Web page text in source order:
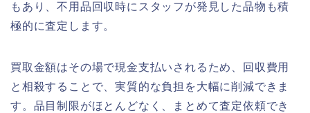
もあり、不用品回収時にスタッフが発見した品物も積
極的に査定します。
買取金額はその場で現金支払いされるため、回収費用
と相殺することで、実質的な負担を大幅に削減できま
す。品目制限がほとんどなく、まとめて査定依頼でき